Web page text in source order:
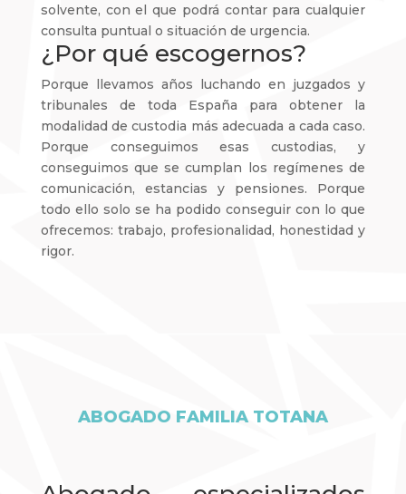
solvente, con el que podrá contar para cualquier
consulta puntual o situación de urgencia.
¿Por qué escogernos?
Porque llevamos años luchando en juzgados y
tribunales de toda España para obtener la
modalidad de custodia más adecuada a cada caso.
Porque conseguimos esas custodias, y
conseguimos que se cumplan los regímenes de
comunicación, estancias y pensiones. Porque
todo ello solo se ha podido conseguir con lo que
ofrecemos: trabajo, profesionalidad, honestidad y
rigor.
ABOGADO FAMILIA TOTANA